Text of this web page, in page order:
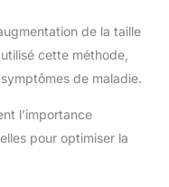
de la taille
cette méthode,
de maladie.
l’importance
pour optimiser la